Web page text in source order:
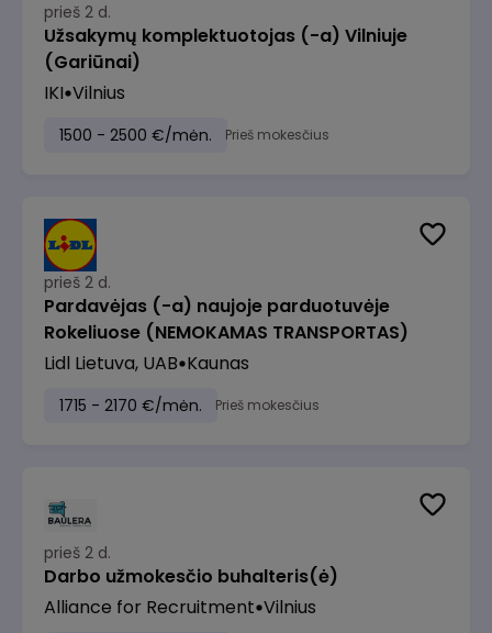
prieš 2 d.
Užsakymų komplektuotojas (-a) Vilniuje
(Gariūnai)
IKI Vilnius
1500 - 2500 €/mėn. Prieš mokesčius
prieš 2 d.
Pardavėjas (-a) naujoje parduotuvėje
Rokeliuose (NEMOKAMAS TRANSPORTAS)
Lidl Lietuva, UAB Kaunas
1715 - 2170 €/mėn. Prieš mokesčius
prieš 2 d.
Darbo užmokesčio buhalteris(ė)
Alliance for Recruitment Vilnius